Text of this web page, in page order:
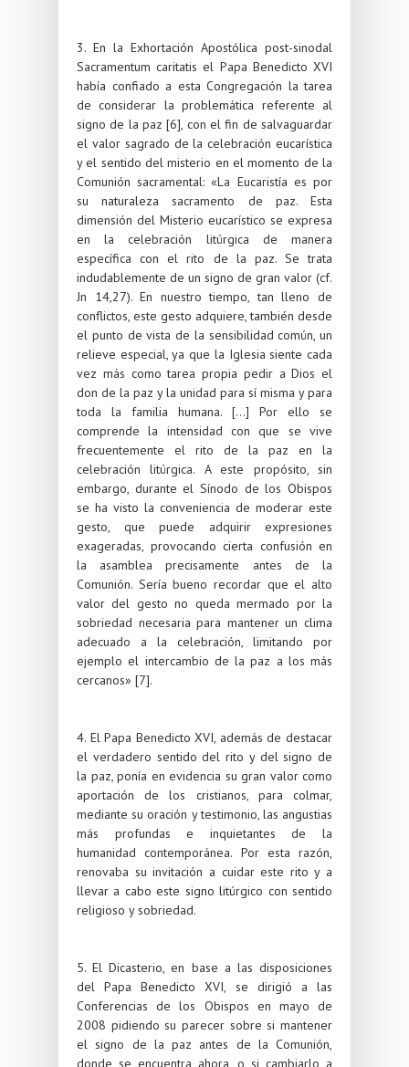
3. En la Exhortación Apostólica post-sinodal
Sacramentum caritatis el Papa Benedicto XVI
había confiado a esta Congregación la tarea
de considerar la problemática referente al
signo de la paz [6], con el fin de salvaguardar
el valor sagrado de la celebración eucarística
y el sentido del misterio en el momento de la
Comunión sacramental: «La Eucaristía es por
su naturaleza sacramento de paz. Esta
dimensión del Misterio eucarístico se expresa
en la celebración litúrgica de manera
específica con el rito de la paz. Se trata
indudablemente de un signo de gran valor (cf.
Jn 14,27). En nuestro tiempo, tan lleno de
conflictos, este gesto adquiere, también desde
el punto de vista de la sensibilidad común, un
relieve especial, ya que la Iglesia siente cada
vez más como tarea propia pedir a Dios el
don de la paz y la unidad para sí misma y para
toda la familia humana. [...] Por ello se
comprende la intensidad con que se vive
frecuentemente el rito de la paz en la
celebración litúrgica. A este propósito, sin
embargo, durante el Sínodo de los Obispos
se ha visto la conveniencia de moderar este
gesto, que puede adquirir expresiones
exageradas, provocando cierta confusión en
la asamblea precisamente antes de la
Comunión. Sería bueno recordar que el alto
valor del gesto no queda mermado por la
sobriedad necesaria para mantener un clima
adecuado a la celebración, limitando por
ejemplo el intercambio de la paz a los más
cercanos» [7].
4. El Papa Benedicto XVI, además de destacar
el verdadero sentido del rito y del signo de
la paz, ponía en evidencia su gran valor como
aportación de los cristianos, para colmar,
mediante su oración y testimonio, las angustias
más profundas e inquietantes de la
humanidad contemporánea. Por esta razón,
renovaba su invitación a cuidar este rito y a
llevar a cabo este signo litúrgico con sentido
religioso y sobriedad.
5. El Dicasterio, en base a las disposiciones
del Papa Benedicto XVI, se dirigió a las
Conferencias de los Obispos en mayo de
2008 pidiendo su parecer sobre si mantener
el signo de la paz antes de la Comunión,
donde se encuentra ahora, o si cambiarlo a